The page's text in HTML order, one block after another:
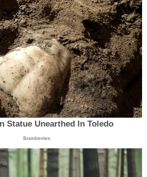
Statue Unearthed In Toledo
Brainberries